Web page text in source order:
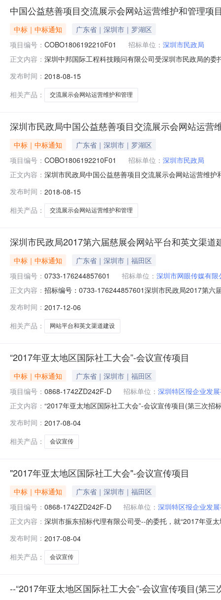
中国公益慈善项目交流展示会网站运营维护和管理项
中标｜中标通知
广东省｜深圳市｜罗湖区
项目编号： COBO1806192210F01 招标单位： 深圳市民政局
正文内容： 深圳中邦国际工程科技顾问有限公司受深圳市民政局的
联系人：乐小姐屈小姐联系方式：33396389二、采购单
及合
发布时间： 2018-08-15
相关产品：
交流展示会网站运营维护和管理
深圳市民政局中国公益慈善项目交流展示会网站运营
中标｜中标通知
广东省｜深圳市｜罗湖区
项目编号： COBO1806192210F01 招标单位： 深圳市民政局
正文内容： 深圳市民政局中国公益慈善项目交流展示会网站运营维
名单马利军、陈志新、曾强、肖春勇、许桂东总中标金
位地址深
发布时间： 2018-08-15
相关产品：
交流展示会网站运营维护和管理
深圳市民政局2017第六届慈展会网站平台和英文渠道
中标｜中标通知
广东省｜深圳市｜福田区
项目编号： 0733-176244857601 招标单位： 深圳市网眼传媒有限
正文内容： 招标编号：0733-176244857601深圳市民政局2017第六
¥1,995,900.00合格2.深圳市智灵科技有限公司
发布时间： 2017-12-06
相关产品：
网站平台和英文渠道建设
“2017年亚太地区国际社工大会”-会议宣传项目
中标｜中标通知
广东省｜深圳市｜福田区
项目编号： 0868-1742ZD242F-D 招标单位： 深圳特区报企业发
正文内容： “2017年亚太地区国际社工大会”-会议宣传项目(第三次
下：一、投标报价及资格审查序号投标人名称投标报价
发布时间： 2017-08-04
相关产品：
会议宣传
"2017年亚太地区国际社工大会"-会议宣传项目
中标｜中标通知
广东省｜深圳市｜福田区
项目编号： 0868-1742ZD242F-D 招标单位： 深圳特区报企业发
正文内容： 深圳市振东招标代理有限公司受--的委托，就“2017年亚
82786018/82786038-809二、采购单位信息采购单位名
发布时间： 2017-08-04
相关产品：
会议宣传
--“2017年亚太地区国际社工大会”-会议宣传项目(第三